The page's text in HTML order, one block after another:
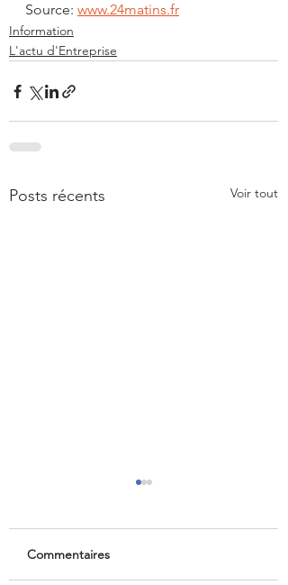
Source: www.24matins.fr
Information
L'actu d'Entreprise
Posts récents Voir tout
Commentaires